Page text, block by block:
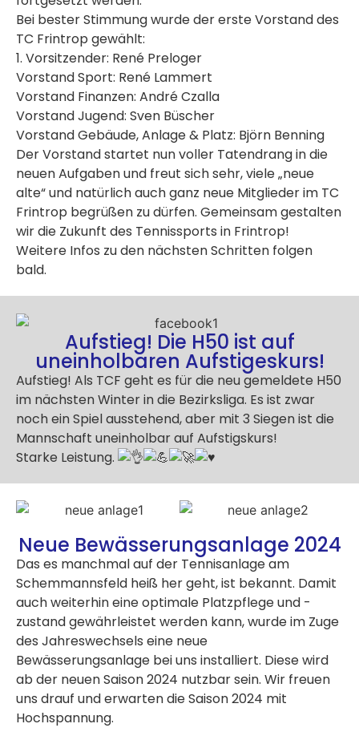
Bei bester Stimmung wurde der erste Vorstand des
TC Frintrop gewählt:
1. Vorsitzender: René Preloger
Vorstand Sport: René Lammert
Vorstand Finanzen: André Czalla
Vorstand Jugend: Sven Büscher
Vorstand Gebäude, Anlage & Platz: Björn Benning
Der Vorstand startet nun voller Tatendrang in die
neuen Aufgaben und freut sich sehr, viele „neue
alte“ und natürlich auch ganz neue Mitglieder im TC
Frintrop begrüßen zu dürfen. Gemeinsam gestalten
wir die Zukunft des Tennissports in Frintrop!
Weitere Infos zu den nächsten Schritten folgen
bald.
Aufstieg! Die H50 ist auf
uneinholbaren Aufstigeskurs!
Aufstieg! Als TCF geht es für die neu gemeldete H50
im nächsten Winter in die Bezirksliga. Es ist zwar
noch ein Spiel ausstehend, aber mit 3 Siegen ist die
Mannschaft uneinholbar auf Aufstigskurs!
Starke Leistung.
Neue Bewässerungsanlage 2024
Das es manchmal auf der Tennisanlage am
Schemmannsfeld heiß her geht, ist bekannt. Damit
auch weiterhin eine optimale Platzpflege und -
zustand gewährleistet werden kann, wurde im Zuge
des Jahreswechsels eine neue
Bewässerungsanlage bei uns installiert. Diese wird
ab der neuen Saison 2024 nutzbar sein. Wir freuen
uns drauf und erwarten die Saison 2024 mit
Hochspannung.